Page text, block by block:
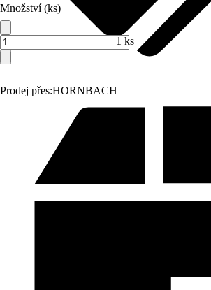
Prodej přes:HORNBACH
Množství (ks)
1 ks